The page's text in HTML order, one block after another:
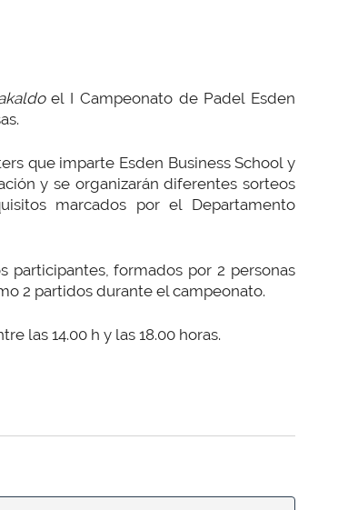
el I Campeonato de Padel Esden
que imparte Esden Business School y
y se organizarán diferentes sorteos
marcados por el Departamento
formados por 2 personas
2 partidos durante el campeonato.
las 14.00 h y las 18.00 horas.